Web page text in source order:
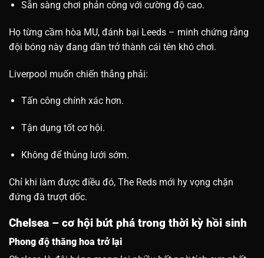
Sẵn sàng chơi phản công với cường độ cao.
Họ từng cầm hòa MU, đánh bại Leeds – minh chứng rằng
đội bóng này đang dần trở thành cái tên khó chơi.
Liverpool muốn chiến thắng phải:
Tấn công chính xác hơn.
Tận dụng tốt cơ hội.
Không để thủng lưới sớm.
Chỉ khi làm được điều đó, The Reds mới hy vọng chặn
đứng đà trượt dốc.
Chelsea – cơ hội bứt phá trong thời kỳ hồi sinh
Phong độ thăng hoa trở lại